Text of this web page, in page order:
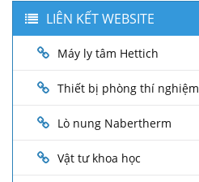
LIÊN KẾT WEBSITE
Máy ly tâm Hettich
Thiết bị phòng thí nghiệm
Lò nung Nabertherm
Vật tư khoa học